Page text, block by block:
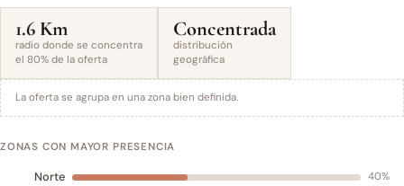
1.6 Km
radio donde se concentra
el 80% de la oferta
Concentrada
distribución
geográfica
La oferta se agrupa en una zona bien definida.
ZONAS CON MAYOR PRESENCIA
Norte 40%